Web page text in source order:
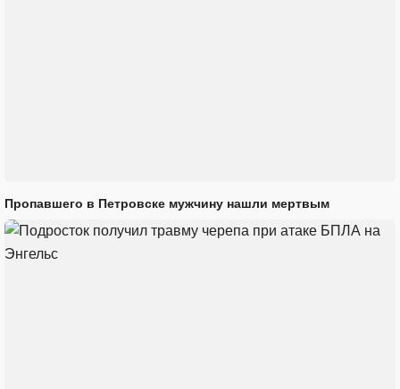
Пропавшего в Петровске мужчину нашли мертвым